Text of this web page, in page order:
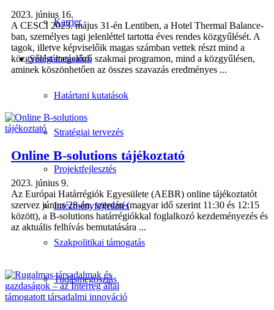
Karrier
Szolgáltatásaink
Határtani kutatások
Stratégiai tervezés
Projektfejlesztés
Intézményfejlesztés
Szakpolitikai támogatás
Tudásmegosztás
2023. június 16.
A CESCI 2023. május 31-én Lentiben, a Hotel Thermal Balance-
ban, személyes tagi jelenléttel tartotta éves rendes közgyűlését. A
tagok, illetve képviselőik magas számban vettek részt mind a
közgyűlést megelőző szakmai programon, mind a közgyűlésen,
aminek köszönhetően az összes szavazás eredményes ...
Online B-solutions tájékoztató
2023. június 9.
Az Európai Határrégiók Egyesülete (AEBR) online tájékoztatót
szervez június 28-án, szerdán (magyar idő szerint 11:30 és 12:15
között), a B-solutions határrégiókkal foglalkozó kezdeményezés és
az aktuális felhívás bemutatására ...